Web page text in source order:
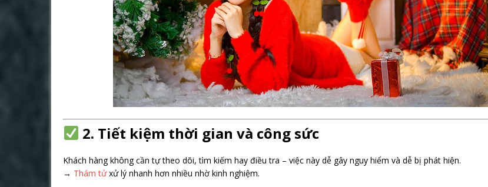
2. Tiết kiệm thời gian và công sức
Khách hàng không cần tự theo dõi, tìm kiếm hay điều tra – việc này dễ gây nguy hiểm và dễ bị phát hiện.
→ Thám tửxử lý nhanh hơn nhiều nhờ kinh nghiệm.